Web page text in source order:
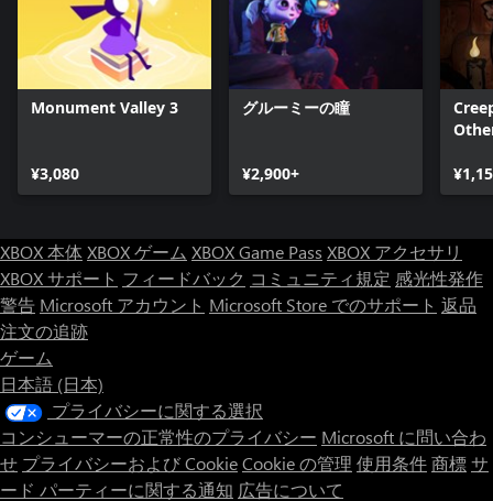
Monument Valley 3
¥3,080
グルーミーの瞳
¥2,900+
XBOX 本体XBOX ゲーム XBOX Game Pass XBOX アクセサリ
XBOX サポート フィードバック コミュニティ規定 感光性発作
警告 Microsoft アカウント Microsoft Store でのサポート 返品
注文の追跡
ゲーム
日本語 (日本)
プライバシーに関する選択
コンシューマーの正常性のプライバシー Microsoft に問い合わ
せ プライバシーおよび CookieCookie の管理 使用条件商標サ
ード パーティーに関する通知 広告について